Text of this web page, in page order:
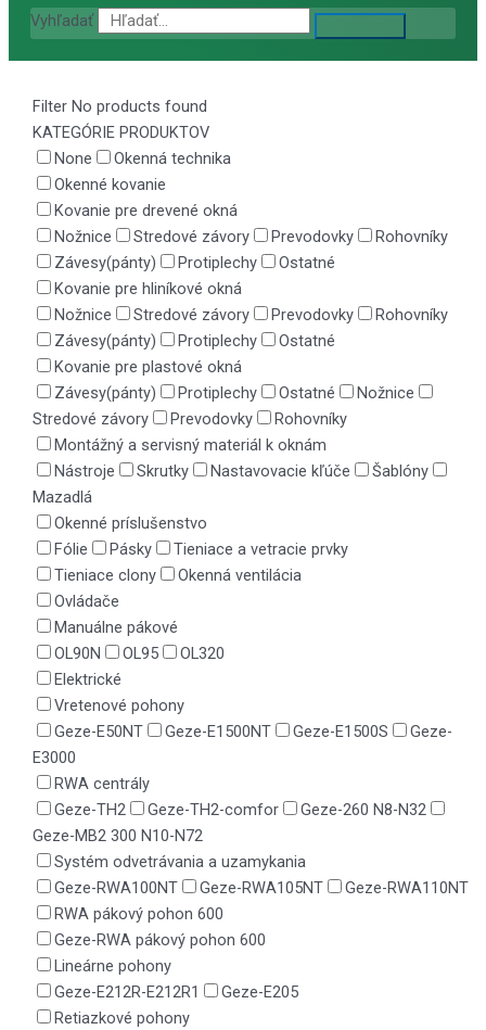
Vyhľadať
FilterNo products found
KATEGÓRIE PRODUKTOV
None
Okenná technika
Okenné kovanie
Kovanie pre drevené okná
Nožnice
Stredové závory Prevodovky
Rohovníky
Závesy(pánty)
Protiplechy
Ostatné
Kovanie pre hliníkové okná
Nožnice
Stredové závory Prevodovky
Rohovníky
Závesy(pánty)
Protiplechy
Ostatné
Kovanie pre plastové okná
Závesy(pánty)
Protiplechy Ostatné
Nožnice
Stredové závory
Prevodovky
Rohovníky
Montážný a servisný materiál k oknám
Nástroje
Skrutky Nastavovacie kľúče
Šablóny
Mazadlá
Okenné príslušenstvo
Fólie
Pásky
Tieniace a vetracie prvky
Tieniace clony
Okenná ventilácia
Ovládače
Manuálne pákové
OL90N
OL95
OL320
Elektrické
Vretenové pohony
Geze-E50NT
Geze-E1500NT Geze-E1500S
Geze-
E3000
RWA centrály
Geze-TH2
Geze-TH2-comfor
Geze-260 N8-N32
Geze-MB2 300 N10-N72
Systém odvetrávania a uzamykania
Geze-RWA100NT
Geze-RWA105NT
Geze-RWA110NT
RWA pákový pohon 600
Geze-RWA pákový pohon 600
Lineárne pohony
Geze-E212R-E212R1
Geze-E205
Retiazkové pohony